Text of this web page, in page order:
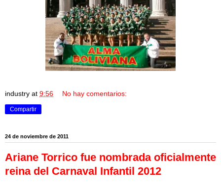
industry at 9:56 No hay comentarios:
Compartir
24 de noviembre de 2011
Ariane Torrico fue nombrada oficialmente
reina del Carnaval Infantil 2012